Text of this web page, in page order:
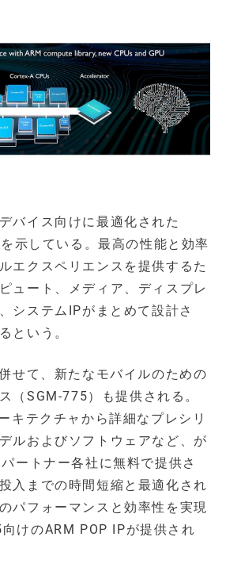
バイス向けに最適化された
示している。最高の性能と効率
エクスペリエンスを提供するた
ュート、メディア、ディスプレ
システムIPがまとめて設計さ
という。
せて、新たなモバイルのための
（SGM-775）も提供される。
キテクチャから詳細なプレシリ
ルおよびソフトウェアなど、が
ートナー各社に無料で提供さ
入までの時間短縮と最適化され
パフォーマンスと効率性を実現
けのARM POP IPが提供され